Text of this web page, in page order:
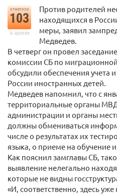
отметили
103
в архиве
Против родителей
находящихся в
меры, заявил
Медведев.
В четверг он провел
комиссии СБ по
обсудили обеспечения учета
России иностранных детей.
Медведев напомнил, что с
территориальные органы
администрации и органы
должны обмениваться
числе о результатах их
языка, о приеме на обучение
Как пояснил замглавы СБ,
выявление нелегально
которые не видны
«И, соответственно, здесь